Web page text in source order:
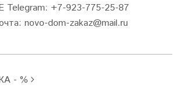
+7-923-775-25-87
novo-dom-zakaz@mail.ru
- %